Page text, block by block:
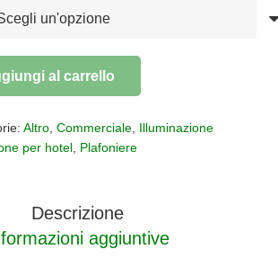
al carrello
Altro, Commerciale, Illuminazione
per hotel Plafoniere
Descrizione
aggiuntive